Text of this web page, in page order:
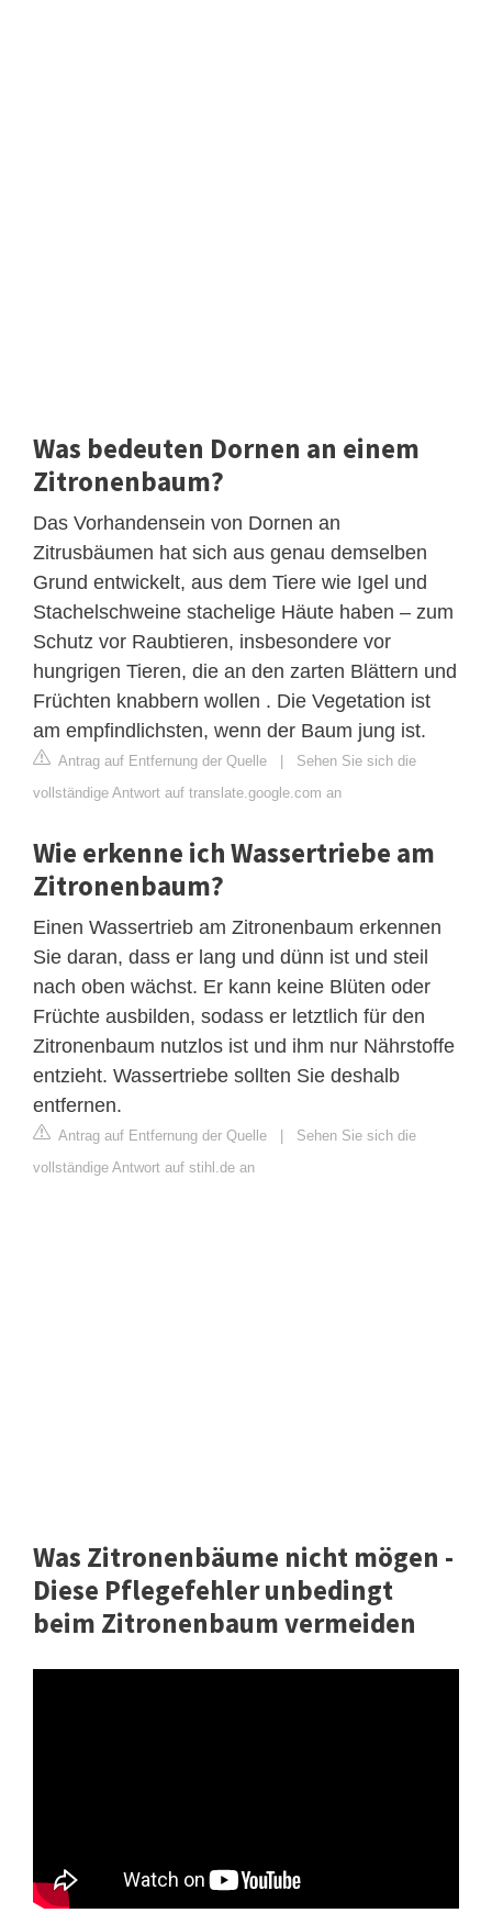
Was bedeuten Dornen an einem
Zitronenbaum?
Das Vorhandensein von Dornen an
Zitrusbäumen hat sich aus genau demselben
Grund entwickelt, aus dem Tiere wie Igel und
Stachelschweine stachelige Häute haben – zum
Schutz vor Raubtieren, insbesondere vor
hungrigen Tieren, die an den zarten Blättern und
Früchten knabbern wollen . Die Vegetation ist
am empfindlichsten, wenn der Baum jung ist.
Antrag auf Entfernung der Quelle
Sehen Sie sich die
vollständige Antwort auf translate.google.com an
Wie erkenne ich Wassertriebe am
Zitronenbaum?
Einen Wassertrieb am Zitronenbaum erkennen
Sie daran, dass er lang und dünn ist und steil
nach oben wächst. Er kann keine Blüten oder
Früchte ausbilden, sodass er letztlich für den
Zitronenbaum nutzlos ist und ihm nur Nährstoffe
entzieht. Wassertriebe sollten Sie deshalb
entfernen.
Antrag auf Entfernung der Quelle
Sehen Sie sich die
vollständige Antwort auf stihl.de an
Was Zitronenbäume nicht mögen -
Diese Pflegefehler unbedingt
beim Zitronenbaum vermeiden